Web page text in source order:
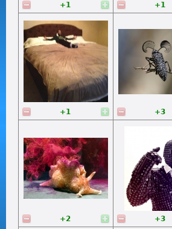
+1 +1
+1 +3
+2 +3